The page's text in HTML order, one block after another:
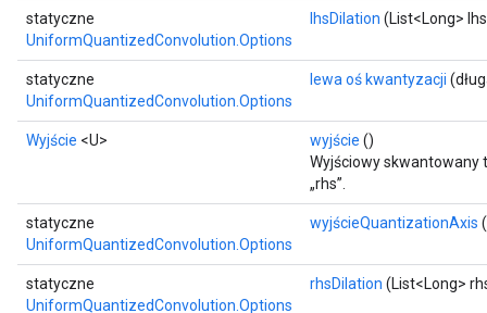
statyczne
UniformQuantizedConvolution.Options
lhsDilation (List<Long>
statyczne
UniformQuantizedConvolution.Options
lewa oś kwantyzacji
Wyjście <U> wyjście ()
Wyjściowy skwantowany
„rhs”.
statyczne
UniformQuantizedConvolution.Options
wyjścieQuantizationAxis
statyczne
UniformQuantizedConvolution.Options
rhsDilation (List<Long>